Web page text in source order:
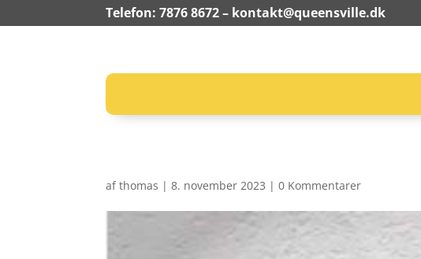
Telefon: 7876 8672 – kontakt@queensville.dk
afthomas |8. november 2023 |0 Kommentarer